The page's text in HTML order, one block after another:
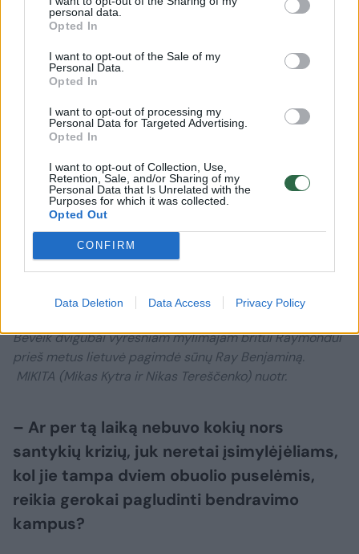
personal data.
Opted In
I want to opt-out of the Sale of my
Personal Data.
Opted In
I want to opt-out of processing my
Personal Data for Targeted Advertising.
Opted In
I want to opt-out of Collection, Use,
Retention, Sale, and/or Sharing of my
Personal Data that Is Unrelated with the
Purposes for which it was collected.
Opted Out
CONFIRM
Data Deletion Data Access Privacy Policy
Beveik dvigubai vyresniam mylimajam britui Raymondui
prieš metus lietuvė pagimdė sūnų Ray Benjaminą.
MIKITA (Mikas Kytra ir Nikas Tereščenko) nuotr.
– Ar per tą laiką nebuvo kokių nors
santykių krizių, juk neretai įsimylėjėliams,
kol jie tampa dviem obuolio puselėmis,
reikia gerokai pagludinti bendravimo
kampus?